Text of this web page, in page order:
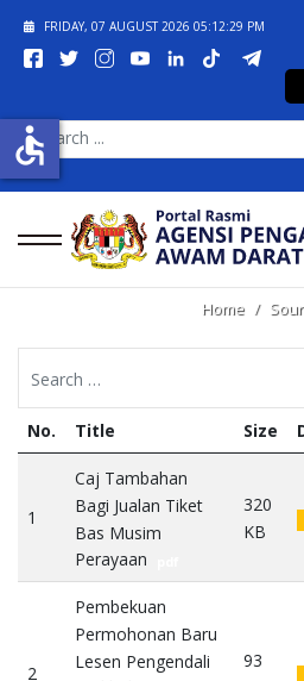
FRIDAY, 07 AUGUST 2026 05:12:29 PM
SEARCH
...
Home
No. Title Size
1
Caj Tambahan
Bagi Jualan Tiket
Bas Musim
Perayaan
320
KB
2
Pembekuan
Permohonan Baru
Lesen Pengendali
93
accessible